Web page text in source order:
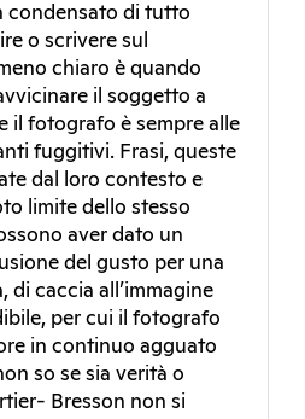
condensato di tutto
o scrivere sul
chiaro è quando
il soggetto a
il fotografo è sempre alle
fuggitivi. Frasi, queste
dal loro contesto e
limite dello stesso
aver dato un
del gusto per una
di caccia all’immagine
per cui il fotografo
in continuo agguato
so se sia verità o
Bresson non si